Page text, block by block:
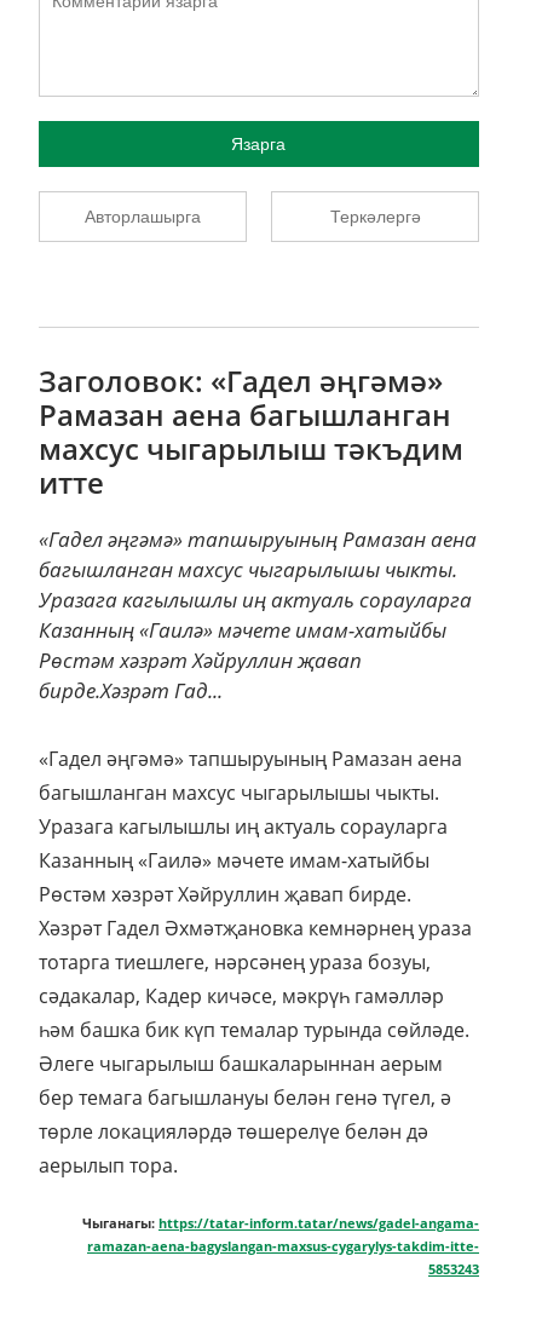
Язарга
Авторлашырга Теркәлергә
Заголовок: «Гадел әңгәмә»
Рамазан аена багышланган
махсус чыгарылыш тәкъдим
итте
«Гадел әңгәмә» тапшыруының Рамазан аена
багышланган махсус чыгарылышы чыкты.
Уразага кагылышлы иң актуаль сорауларга
Казанның «Гаилә» мәчете имам-хатыйбы
Рөстәм хәзрәт Хәйруллин җавап
бирде.Хәзрәт Гад...
«Гадел әңгәмә» тапшыруының Рамазан аена
багышланган махсус чыгарылышы чыкты.
Уразага кагылышлы иң актуаль сорауларга
Казанның «Гаилә» мәчете имам-хатыйбы
Рөстәм хәзрәт Хәйруллин җавап бирде.
Хәзрәт Гадел Әхмәтҗановка кемнәрнең ураза
тотарга тиешлеге, нәрсәнең ураза бозуы,
сәдакалар, Кадер кичәсе, мәкрүһ гамәлләр
һәм башка бик күп темалар турында сөйләде.
Әлеге чыгарылыш башкаларыннан аерым
бер темага багышлануы белән генә түгел, ә
төрле локацияләрдә төшерелүе белән дә
аерылып тора.
Чыганагы: https://tatar-inform.tatar/news/gadel-angama-
ramazan-aena-bagyslangan-maxsus-cygarylys-takdim-itte-
5853243